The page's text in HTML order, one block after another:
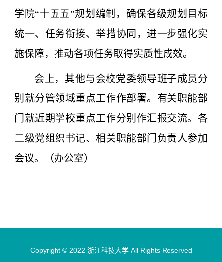
学院“十五五”规划编制，确保各级规划目标
统一、任务衔接、举措协同，进一步强化实
施保障，推动各项任务取得实质性成效。
会上，其他与会校党委领导班子成员分
别就分管领域重点工作作部署。有关职能部
门就近期学校重点工作分别作汇报交流。各
二级党组织书记、相关职能部门负责人参加
会议。（办公室）
Copyright © 2022 浙江科技大学 All Rights Reserved